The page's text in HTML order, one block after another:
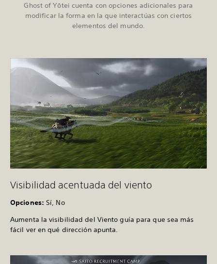
Ghost of Yōtei cuenta con opciones adicionales para
modificar la forma en la que interactúas con ciertos
elementos del mundo.
Visibilidad acentuada del viento
Opciones: Sí, No
Aumenta la visibilidad del Viento guía para que sea más
fácil ver en qué dirección apunta.